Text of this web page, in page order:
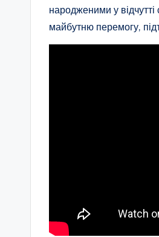
народженими у
майбутню перемогу,